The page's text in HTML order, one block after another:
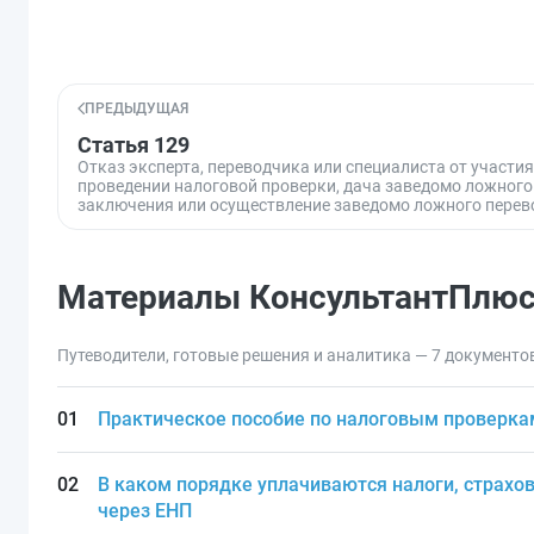
ПРЕДЫДУЩАЯ
Статья 129
Отказ эксперта, переводчика или специалиста от
проведении налоговой проверки, дача заведомо ложного
заключения или осуществление заведомо ложного
Материалы
Путеводители, готовые решения и аналитика — 7
Практическое пособие по налоговым
В каком порядке уплачиваются налоги,
через ЕНП